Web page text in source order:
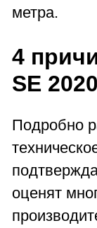
метра.
4
SE 2020
Подробно
оценят